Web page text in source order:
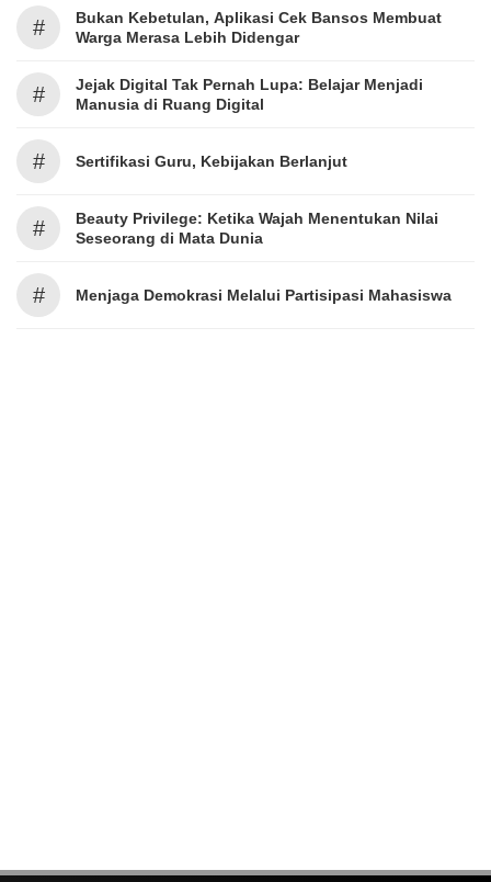
#
Bukan Kebetulan, Aplikasi Cek Bansos Membuat
Warga Merasa Lebih Didengar
#
Jejak Digital Tak Pernah Lupa: Belajar Menjadi
Manusia di Ruang Digital
# Sertifikasi Guru, Kebijakan Berlanjut
#
Beauty Privilege: Ketika Wajah Menentukan Nilai
Seseorang di Mata Dunia
# Menjaga Demokrasi Melalui Partisipasi Mahasiswa